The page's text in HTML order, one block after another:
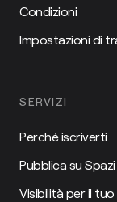
Condizioni
Impostazioni di
SERVIZI
Perché iscriverti
Pubblica su Spazi
Visibilità per il